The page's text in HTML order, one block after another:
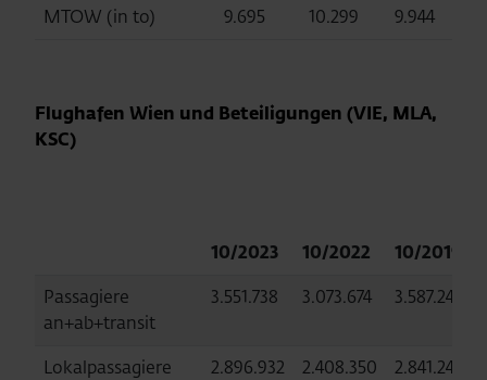
MTOW (in to)
9.695 10.299 9.944
Flughafen Wien und Beteiligungen (VIE, MLA,
KSC)
10/2023 10/2022 10/2019
Passagiere
an+ab+transit
3.551.738 3.073.674 3.587.245
Lokalpassagiere
2.896.932 2.408.350 2.841.240